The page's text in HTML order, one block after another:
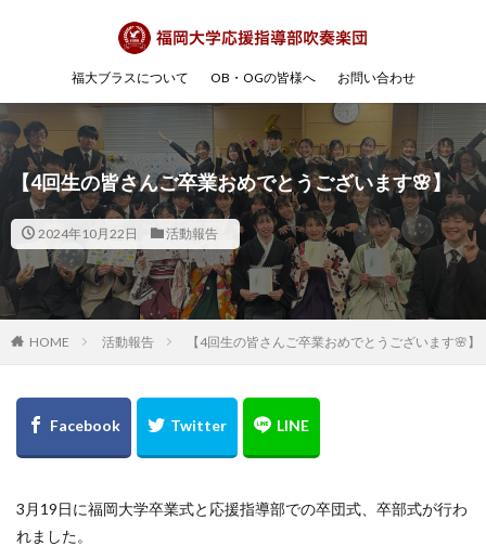
福大ブラスについて OB・OGの皆様へ お問い合わせ
【4回生の皆さんご卒業おめでとうございます🌸】
2024年10月22日 活動報告
HOME 活動報告 【4回生の皆さんご卒業おめでとうございます🌸】
3月19日に福岡大学卒業式と応援指導部での卒団式、卒部式が行わ
れました。